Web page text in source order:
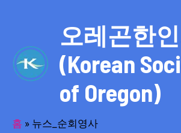
오레곤한
(Korean
of Oregon)
홈 » 뉴스_순회영사
반세기의 세월을 품고 동포
오레곤한인회!